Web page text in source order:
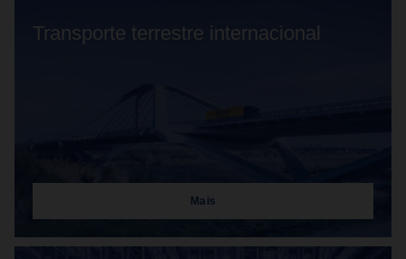
Transporte terrestre internacional
Mais